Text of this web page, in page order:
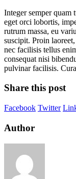
Integer semper quam
eget orci lobortis,
rutrum massa, eu
suscipit. Proin
nec facilisis tellus
consequat nisi
pulvinar facilisis.
Share this post
Facebook Twitter
Author